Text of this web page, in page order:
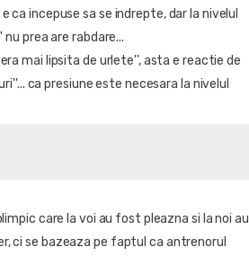
incepuse sa se indrepte, dar la nivelul
prea are rabdare...
mai lipsita de urlete'', asta e reactie de
ca presiune este necesara la nivelul
care la voi au fost pleazna si la noi au
ci se bazeaza pe faptul ca antrenorul